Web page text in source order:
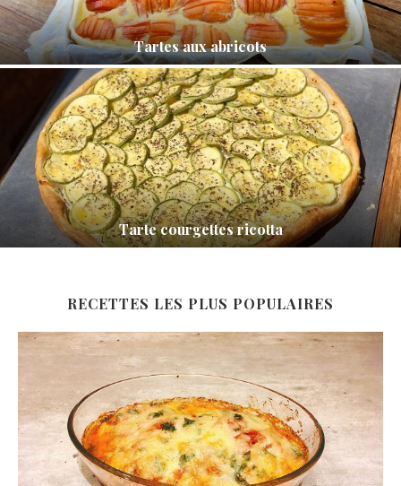
Tartes aux abricots
Tarte courgettes ricotta
RECETTES LES PLUS POPULAIRES